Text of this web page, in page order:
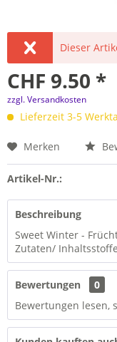
Dieser
CHF 9.50 *
zzgl. Versandkosten
Lieferzeit 3-5
Merken
Artikel-Nr.:
Beschreibung
Sweet Winter -
Zutaten/
Bewertungen
0
Bewertungen lesen,